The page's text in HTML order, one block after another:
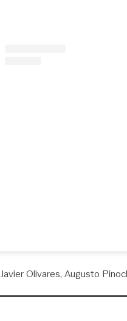
Javier Olivares Augusto